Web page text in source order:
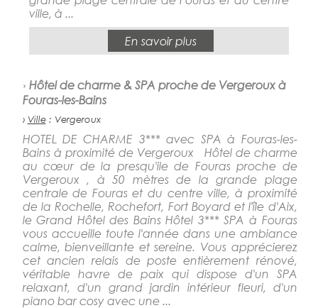
ville, à ...
En savoir plus
› Hôtel de charme & SPA proche de Vergeroux à
Fouras-les-Bains
› Ville: Vergeroux
HOTEL DE CHARME 3*** avec SPA à Fouras-les-
Bains à proximité de Vergeroux Hôtel de charme
au cœur de la presqu'ile de Fouras proche de
Vergeroux , à 50 mètres de la grande plage
centrale de Fouras et du centre ville, à proximité
de la Rochelle, Rochefort, Fort Boyard et l'île d'Aix,
le Grand Hôtel des Bains Hôtel 3*** SPA à Fouras
vous accueille toute l'année dans une ambiance
calme, bienveillante et sereine. Vous apprécierez
cet ancien relais de poste entièrement rénové,
véritable havre de paix qui dispose d'un SPA
relaxant, d'un grand jardin intérieur fleuri, d'un
piano bar cosy avec une ...